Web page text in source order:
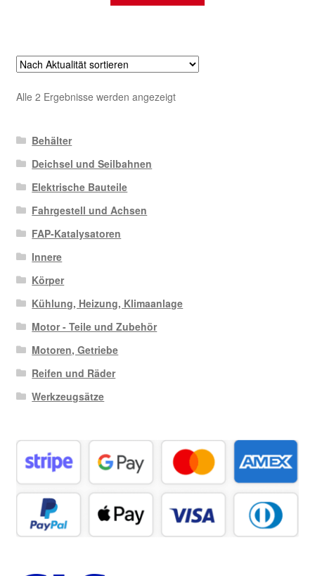
Alle 2 Ergebnisse werden angezeigtNach
Behälter
Deichsel und Seilbahnen
Elektrische Bauteile
Fahrgestell und Achsen
FAP-Katalysatoren
Innere
Körper
Kühlung, Heizung, Klimaanlage
Motor - Teile und Zubehör
Motoren, Getriebe
Reifen und Räder
Werkzeugsätze